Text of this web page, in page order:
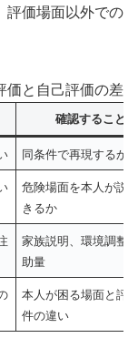
評価場面以外での
価と自己評価の差
確認すること
同条件で再現するか
危険場面を本人が説
きるか
家族説明、環境調整
助量
本人が困る場面と評
件の違い